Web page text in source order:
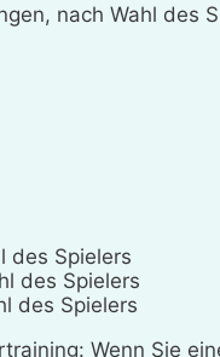
nach Wahl des
des Spielers
des Spielers
des Spielers
Wenn Sie